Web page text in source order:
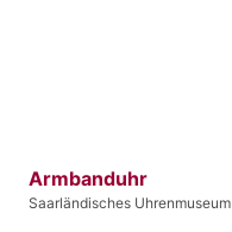
Armbanduhr
Saarländisches Uhrenmuseum